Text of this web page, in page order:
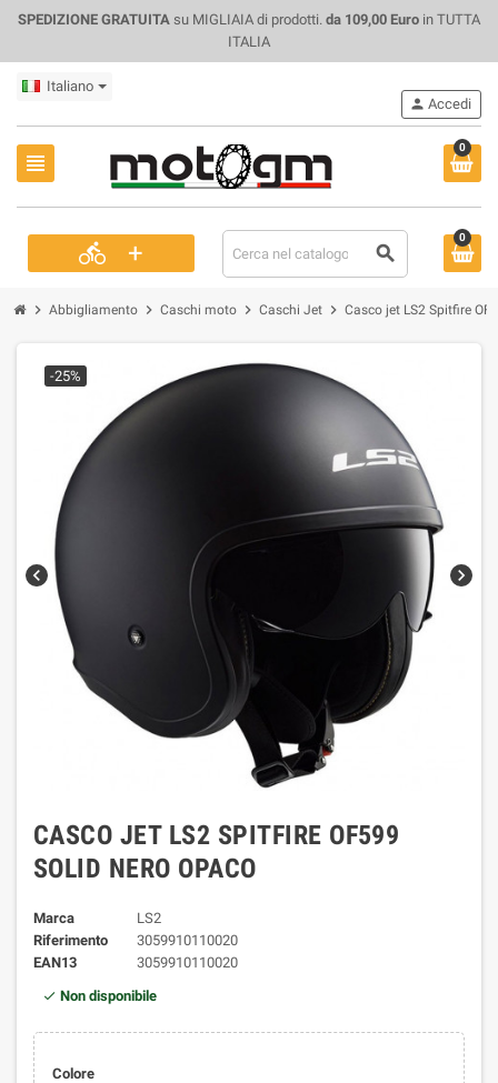
SPEDIZIONE GRATUITA su MIGLIAIA di prodotti. da 109,00 Euro in TUTTA
ITALIA
Italiano
view_headline
0
directions_bike + search
person Accedi
0
chevron_right Abbigliamento chevron_right Caschi moto chevron_right Caschi Jet chevron_right Casco jet LS2 Spitfire
chevron_left chevron_right
-25%
CASCO JET LS2 SPITFIRE OF599
SOLID NERO OPACO
Marca
LS2
Riferimento
3059910110020
EAN13
3059910110020
Non disponibile
Colore